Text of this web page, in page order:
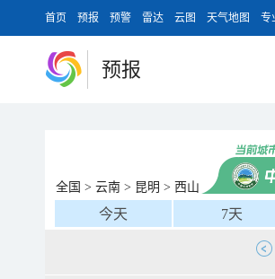
首页 预报 预警 雷达 云图 天气地图 专
预报
全国 > 云南 > 昆明 > 西山
今天 7天